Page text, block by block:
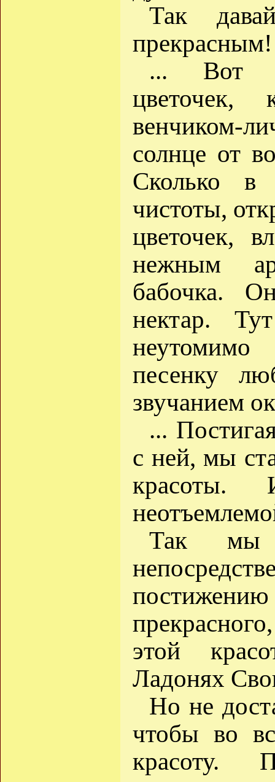
Так
прекрасным!
... Вот
цветочек,
венчиком-
солнце от
Сколько в
чистоты,
цветочек,
нежным
бабочка.
нектар.
песенку
звучанием
...
с ней, мы
красоты.
Так мы
этой
Ладонях
Но не
чтобы во
красоту.